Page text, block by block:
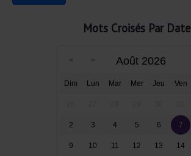
Mots Croisés Par Date
Août 2026
Dim Lun Mar Mer Jeu Ven
2 3 4 5 6 7
9 10 11 12 13 14